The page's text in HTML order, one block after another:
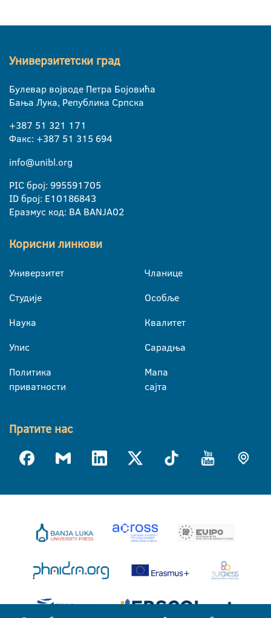
Универзитетски град
Булевар војводе Петра Бојовића
Бања Лука, Република Српска
+387 51 321 171
Факс: +387 51 315 694
info@unibl.org
PIC број: 995591705
ID број: E10186843
Еразмус код: BA BANJA02
Корисни линкови
Универзитет
Студије
Наука
Упис
Политика
приватности
Чланице
Особље
Квалитет
Сарадња
Мапа
сајта
Пратите нас